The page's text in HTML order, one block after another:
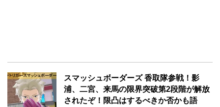
スマッシュボーダーズ 香取隊参戦！影
浦、二宮、来馬の限界突破第2段階が解放
されたぞ！限凸はするべきか否かも語